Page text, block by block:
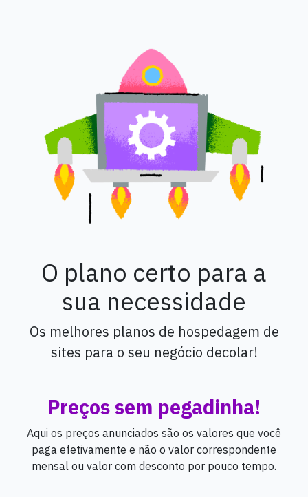
O plano certo para a
sua necessidade
Os melhores planos de hospedagem de
sites para o seu negócio decolar!
Preços sem pegadinha!
Aqui os preços anunciados são os valores que você
paga efetivamente e não o valor correspondente
mensal ou valor com desconto por pouco tempo.